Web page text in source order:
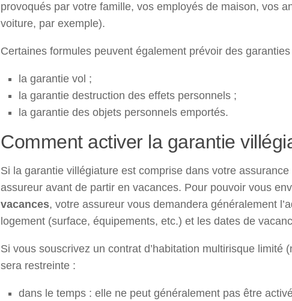
provoqués par votre famille, vos employés de maison, vos
voiture, par exemple).
Certaines formules peuvent également prévoir des
la garantie vol ;
la garantie destruction des effets personnels ;
la garantie des objets personnels emportés.
Comment activer la garantie
Si la garantie villégiature est comprise dans votre
assureur avant de partir en vacances. Pour pouvoir vous
vacances, votre assureur vous demandera généralement
logement (surface, équipements, etc.) et les dates de
Si vous souscrivez un contrat d’habitation multirisque
sera restreinte :
dans le temps : elle ne peut généralement pas être